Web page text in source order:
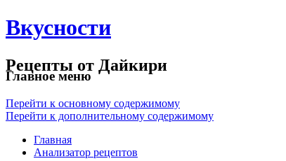
Вкусности
Рецепты от Дайкири
Главное меню
Перейти к основному содержимому
Перейти к дополнительному содержимому
Главная
Анализатор рецептов